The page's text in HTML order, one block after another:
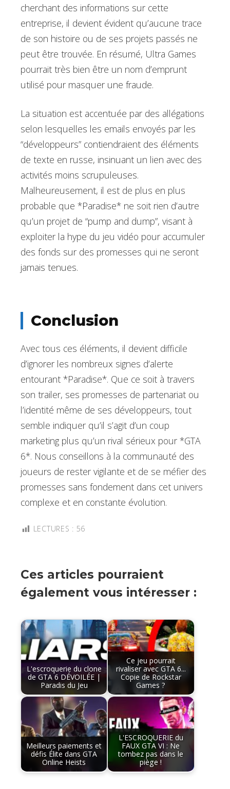
cherchant des informations sur cette
entreprise, il devient évident qu’aucune trace
de son histoire ou de ses projets passés ne
peut être trouvée. En résumé, Ultra Games
pourrait très bien être un nom d’emprunt
utilisé pour masquer une fraude.
La situation est accentuée par des allégations
selon lesquelles les emails envoyés par les
“développeurs” contiendraient des éléments
de texte en russe, insinuant un lien avec des
activités moins scrupuleuses.
Malheureusement, il est de plus en plus
probable que *Paradise* ne soit rien d’autre
qu’un projet de “pump and dump”, visant à
exploiter la hype du jeu vidéo pour accumuler
des fonds sur des promesses qui ne seront
jamais tenues.
Conclusion
Avec tous ces éléments, il devient difficile
d’ignorer les nombreux signes d’alerte
entourant *Paradise*. Que ce soit à travers
son trailer, ses promesses de partenariat ou
l’identité même de ses développeurs, tout
semble indiquer qu’il s’agit d’un coup
marketing plus qu’un rival sérieux pour *GTA
6*. Nous conseillons à la communauté des
joueurs de rester vigilante et de se méfier des
promesses sans fondement dans cet univers
complexe et en constante évolution.
LECTURES : 56
Ces articles pourraient
également vous intéresser :
L'escroquerie du clone
de GTA 6 DÉVOILÉE |
Paradis du Jeu
Ce jeu pourrait
rivaliser avec GTA 6...
Copie de Rockstar
Games ?
Meilleurs paiements et
défis Élite dans GTA
Online Heists
L'ESCROQUERIE du
FAUX GTA VI : Ne
tombez pas dans le
piège !